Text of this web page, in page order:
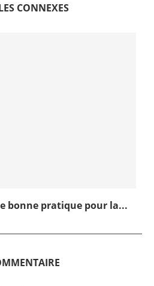
CONNEXES
bonne pratique pour la...